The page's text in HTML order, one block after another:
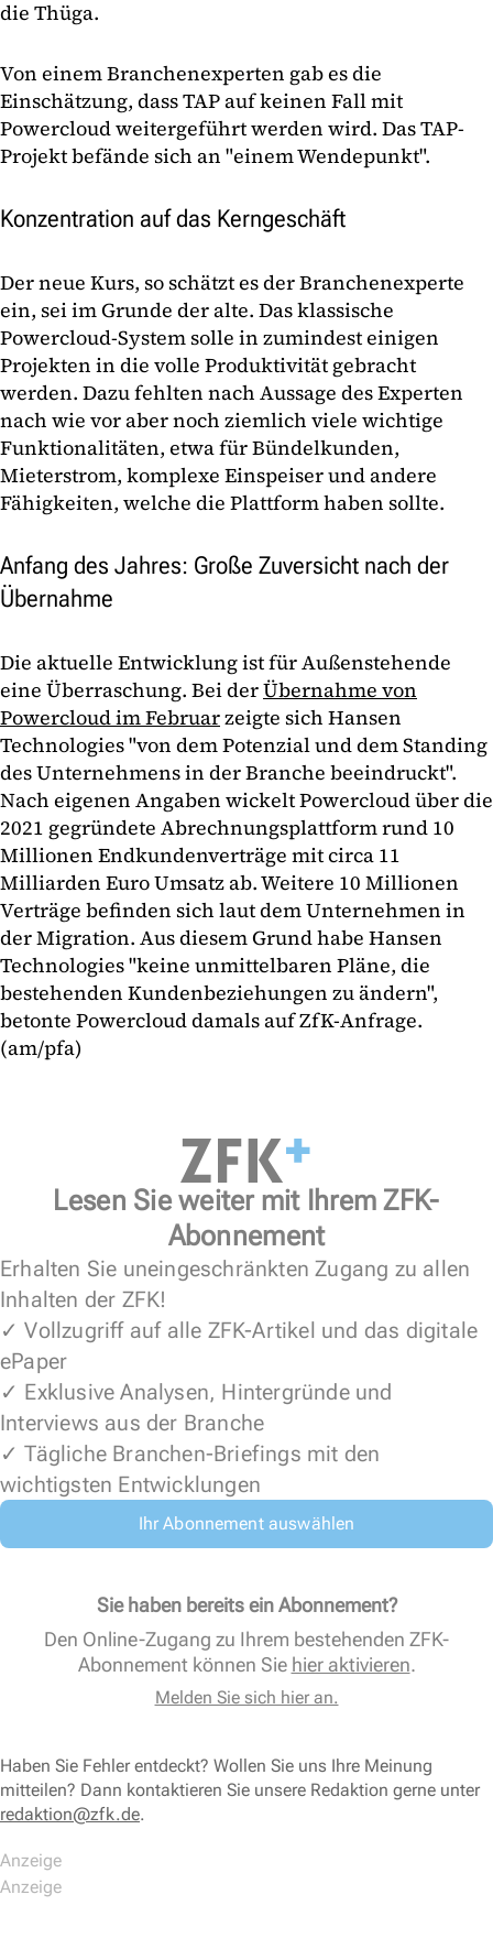
die Thüga.
Von einem Branchenexperten gab es die
Einschätzung, dass TAP auf keinen Fall mit
Powercloud weitergeführt werden wird. Das TAP-
Projekt befände sich an "einem Wendepunkt".
Konzentration auf das Kerngeschäft
Der neue Kurs, so schätzt es der Branchenexperte
ein, sei im Grunde der alte. Das klassische
Powercloud-System solle in zumindest einigen
Projekten in die volle Produktivität gebracht
werden. Dazu fehlten nach Aussage des Experten
nach wie vor aber noch ziemlich viele wichtige
Funktionalitäten, etwa für Bündelkunden,
Mieterstrom, komplexe Einspeiser und andere
Fähigkeiten, welche die Plattform haben sollte.
Anfang des Jahres: Große Zuversicht nach der
Übernahme
Die aktuelle Entwicklung ist für Außenstehende
eine Überraschung. Bei derÜbernahme von
Powercloud im Februarzeigte sich Hansen
Technologies "von dem Potenzial und dem Standing
des Unternehmens in der Branche beeindruckt".
Nach eigenen Angaben wickelt Powercloud über die
2021 gegründete Abrechnungsplattform rund 10
Millionen Endkundenverträge mit circa 11
Milliarden Euro Umsatz ab. Weitere 10 Millionen
Verträge befinden sich laut dem Unternehmen in
der Migration. Aus diesem Grund habe Hansen
Technologies "keine unmittelbaren Pläne, die
bestehenden Kundenbeziehungen zu ändern",
betonte Powercloud damals auf ZfK-Anfrage.
(am/pfa)
Lesen Sie weiter mit Ihrem ZFK-
Abonnement
Erhalten Sie uneingeschränkten Zugang zu allen
Inhalten der ZFK!
✓ Vollzugriff auf alle ZFK-Artikel und das digitale
ePaper
✓ Exklusive Analysen, Hintergründe und
Interviews aus der Branche
✓ Tägliche Branchen-Briefings mit den
wichtigsten Entwicklungen
Ihr Abonnement auswählen
Sie haben bereits ein Abonnement?
Den Online-Zugang zu Ihrem bestehenden ZFK-
Abonnement können Sie hier aktivieren.
Melden Sie sich hier an.
Haben Sie Fehler entdeckt? Wollen Sie uns Ihre Meinung
mitteilen? Dann kontaktieren Sie unsere Redaktion gerne unter
redaktion@zfk.de.